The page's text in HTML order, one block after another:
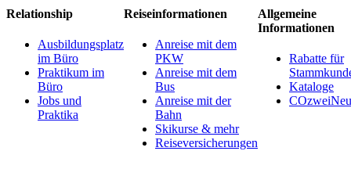
Relationship
Ausbildungsplatz
im Büro
Praktikum im
Büro
Jobs und
Praktika
Reiseinformationen
Anreise mit dem
PKW
Anreise mit dem
Bus
Anreise mit der
Bahn
Skikurse & mehr
Reiseversicherungen
Allgemeine
Informationen
Rabatte für
Kataloge